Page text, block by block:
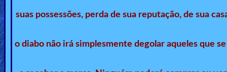
Islam
Other
suas possessões, perda de sua reputação, de sua
o diabo não irá simplesmente degolar aqueles que